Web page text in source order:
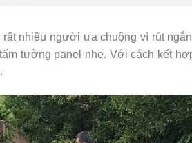
nhiều người ưa chuộng vì rút
tường panel nhẹ. Với cách kết